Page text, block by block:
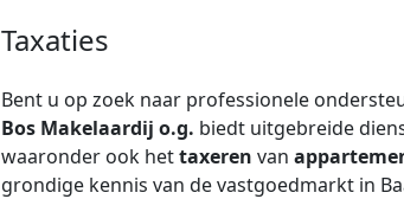
Taxaties
Bent u op zoek naar professionele
Bos Makelaardij o.g. biedt uitgebreide
waaronder ook hettaxeren van
grondige kennis van de vastgoedmarkt in